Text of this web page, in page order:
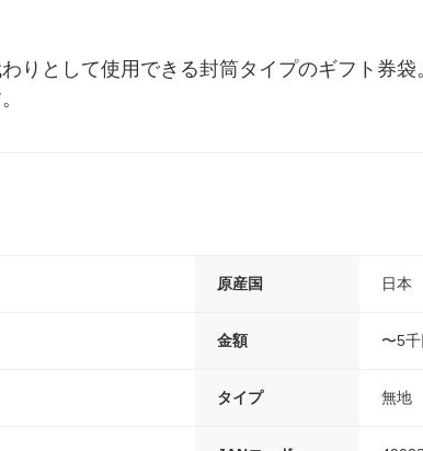
りとして使用できる封筒タイプのギフト券
原産国 日本
金額 〜5千
タイプ 無地